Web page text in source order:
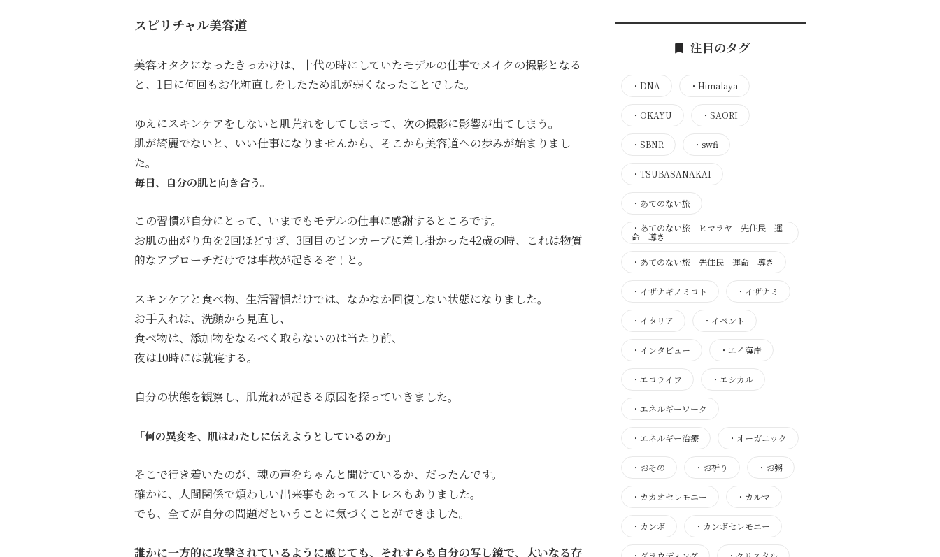
スピリチャル美容道
美容オタクになったきっかけは、十代の時にしていたモデルの仕事でメイクの撮影となる
と、1日に何回もお化粧直しをしたため肌が弱くなったことでした。
ゆえにスキンケアをしないと肌荒れをしてしまって、次の撮影に影響が出てしまう。
肌が綺麗でないと、いい仕事になりませんから、そこから美容道への歩みが始まりまし
た。
毎日、自分の肌と向き合う。
この習慣が自分にとって、いまでもモデルの仕事に感謝するところです。
お肌の曲がり角を2回ほどすぎ、3回目のピンカーブに差し掛かった42歳の時、これは物質
的なアプローチだけでは事故が起きるぞ！と。
スキンケアと食べ物、生活習慣だけでは、なかなか回復しない状態になりました。
お手入れは、洗顔から見直し、
食べ物は、添加物をなるべく取らないのは当たり前、
夜は10時には就寝する。
自分の状態を観察し、肌荒れが起きる原因を探っていきました。
「何の異変を、肌はわたしに伝えようとしているのか」
そこで行き着いたのが、魂の声をちゃんと聞けているか、だったんです。
確かに、人間関係で煩わしい出来事もあってストレスもありました。
でも、全てが自分の問題だということに気づくことができました。
誰かに一方的に攻撃されているように感じても、それすらも自分の写し鏡で、大いなる存
注目のタグ
・ DNA ・ Himalaya
・ OKAYU ・ SAORI
・ SBNR ・ swfi
・ TSUBASANAKAI
・ あてのない旅
・ あてのない旅 ヒマラヤ 先住民 運
命 導き
・ あてのない旅 先住民 運命 導き
・ イザナギノミコト ・ イザナミ
・ イタリア ・ イベント
・ インタビュー ・ エイ海岸
・ エコライフ ・ エシカル
・ エネルギーワーク
・ エネルギー治療 ・ オーガニック
・ おその ・ お祈り ・ お粥
・ カカオセレモニー ・ カルマ
・ カンボ ・ カンボセレモニー